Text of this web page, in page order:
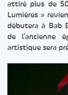
attiré plus de
Lumières »
débutera à Bab
de l’ancienne
artistique sera